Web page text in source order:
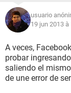
usuario
19 jun 2013 à
A veces,
probar
saliendo el
de une error de